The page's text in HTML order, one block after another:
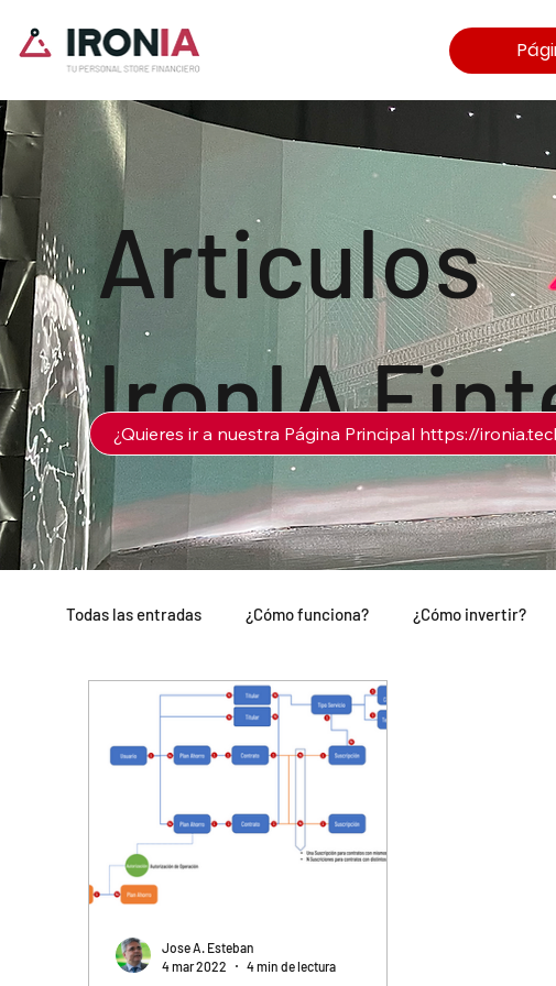
Articulos
IronIA
¿Quieres ir a nuestra Página Principal https://
Todas las entradas ¿Cómo funciona? ¿Cómo invertir?
Universo Parasitrón Comunidad IronIA
Jose A. Esteban
4 mar 2022
4 min de lectura